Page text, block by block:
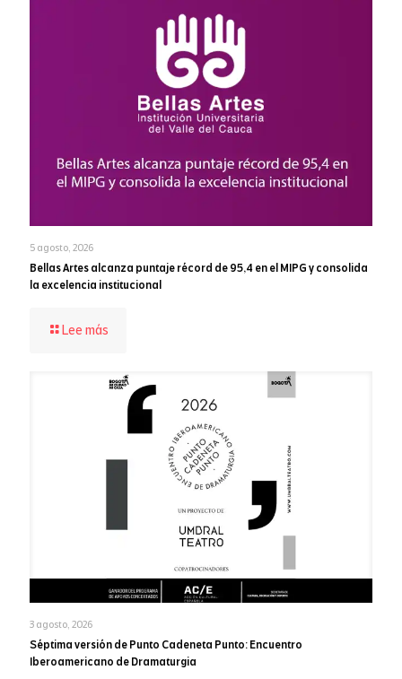
5 agosto, 2026
Bellas Artes alcanza puntaje récord de 95,4 en el MIPG y consolida
la excelencia institucional
Lee más
alcanza
puntaje
récord
en
consolida
institucional
3 agosto, 2026
Séptima versión de Punto Cadeneta Punto: Encuentro
Iberoamericano de Dramaturgia